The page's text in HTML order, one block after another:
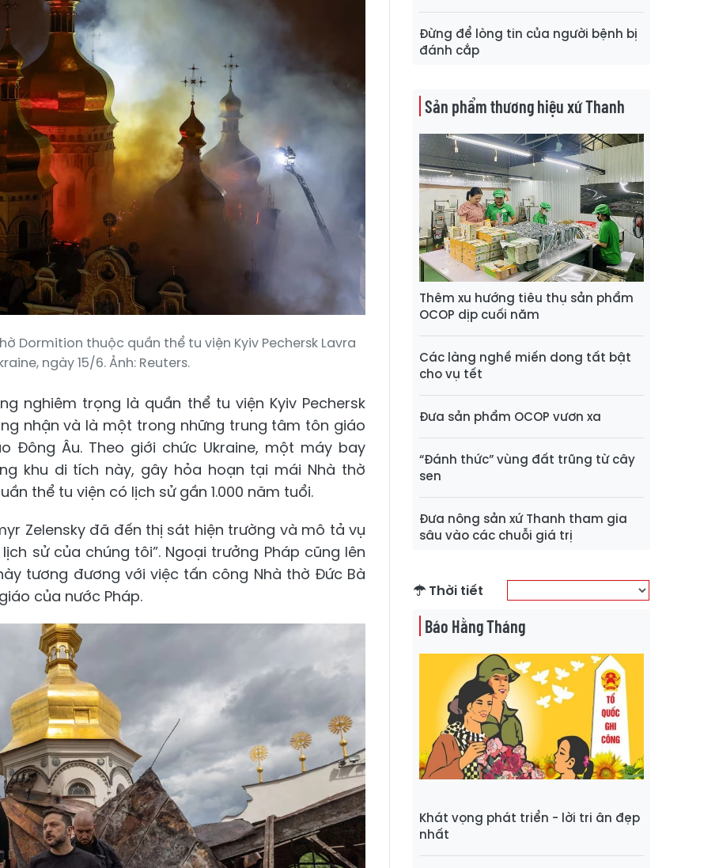
Dormition thuộc quần thể tu viện Kyiv Pechersk Lavra
ngày 15/6. Ảnh: Reuters.
nghiêm trọng là quần thể tu viện Kyiv Pechersk
nhận và là một trong những trung tâm tôn giáo
Đông Âu. Theo giới chức Ukraine, một máy bay
khu di tích này, gây hỏa hoạn tại mái Nhà thờ
thể tu viện có lịch sử gần 1.000 năm tuổi.
Zelensky đã đến thị sát hiện trường và mô tả vụ
sử của chúng tôi”. Ngoại trưởng Pháp cũng lên
tương đương với việc tấn công Nhà thờ Đức Bà
của nước Pháp.
Đừng để lòng tin của người bệnh bị
đánh cắp
Sản phẩm thương hiệu xứ Thanh
Thêm xu hướng tiêu thụ sản phẩm
OCOP dịp cuối năm
Các làng nghề miến dong tất bật
cho vụ tết
Đưa sản phẩm OCOP vươn xa
“Đánh thức” vùng đất trũng từ cây
sen
Đưa nông sản xứ Thanh tham gia
sâu vào các chuỗi giá trị
Thời tiết
Báo Hằng Tháng
Khát vọng phát triển - lời tri ân đẹp
nhất